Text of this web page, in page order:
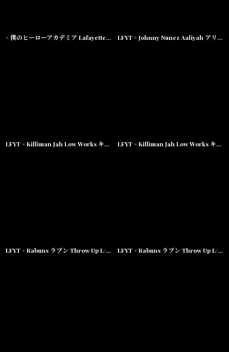
× 僕のヒーローアカデミア Lafayette LOGO S/S Tee 麗日お茶子 半袖 Tシャツ LFYT × Johnny Nunez Aaliyah アリーヤ S/S Tee 半袖 ロゴ Tシャツ White ホワイト Black ブラック
LFYT × Killiman Jah Low Works キリマンジャロウワークス Mind Power Logo Tee 半袖 ロゴ Tシャツ White ホワイト LFYT × Killiman Jah Low Works キリマンジャロウワークス Keeping It Moving Tee 半袖 Tシャツ Mint ミント
LFYT × Rabuns ラブン Throw Up L/S Tee 長袖 Tシャツ by Lafayette ラファイエット LFYT × Rabuns ラブン Throw Up L/S Tee 長袖 Tシャツ by Lafayette ラファイエット